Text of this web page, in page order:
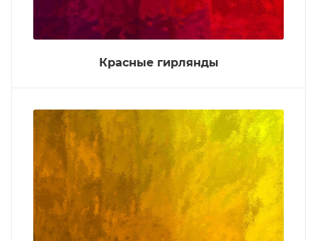
Красные гирлянды